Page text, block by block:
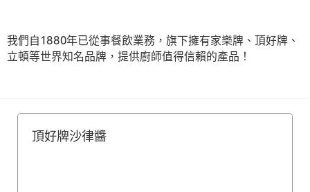
我們自1880年已從事餐飲業務，旗下擁有家樂牌、頂好牌、
立頓等世界知名品牌，提供廚師值得信賴的產品！
頂好牌沙律醬